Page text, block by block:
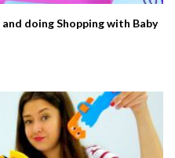
doing Shopping with Baby